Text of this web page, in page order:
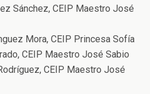
Sánchez, CEIP Maestro José
Mora, CEIP Princesa Sofía
CEIP Maestro José Sabio
CEIP Maestro José